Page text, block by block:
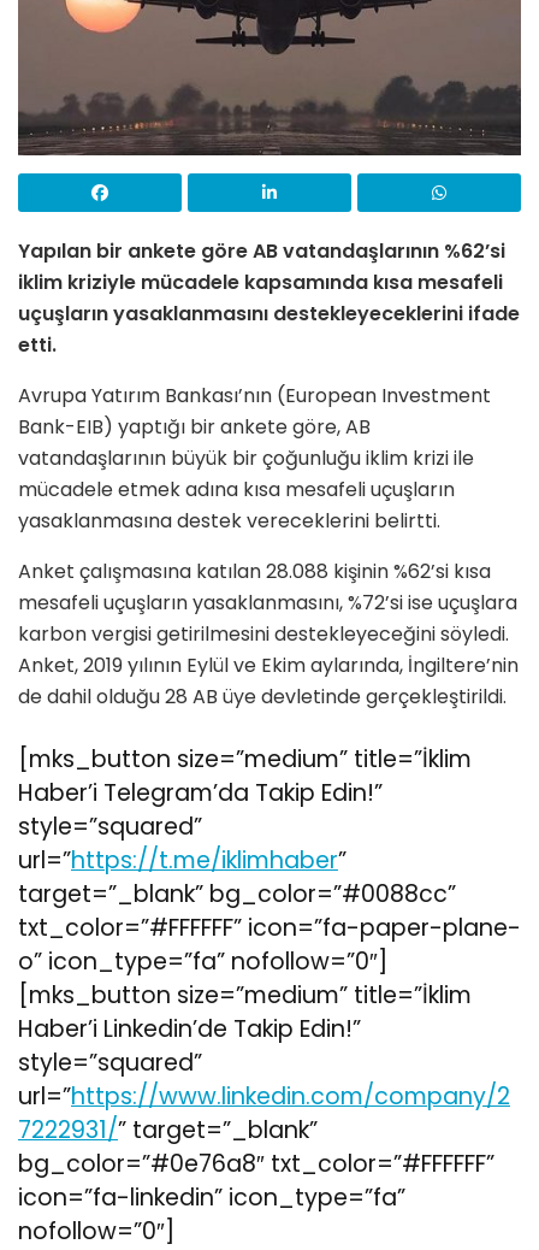
Yapılan bir ankete göre AB vatandaşlarının %62’si
iklim kriziyle mücadele kapsamında kısa mesafeli
uçuşların yasaklanmasını destekleyeceklerini ifade
etti.
Avrupa Yatırım Bankası’nın (European Investment
Bank-EIB) yaptığı bir ankete göre, AB
vatandaşlarının büyük bir çoğunluğu iklim krizi ile
mücadele etmek adına kısa mesafeli uçuşların
yasaklanmasına destek vereceklerini belirtti.
Anket çalışmasına katılan 28.088 kişinin %62’si kısa
mesafeli uçuşların yasaklanmasını, %72’si ise uçuşlara
karbon vergisi getirilmesini destekleyeceğini söyledi.
Anket, 2019 yılının Eylül ve Ekim aylarında, İngiltere’nin
de dahil olduğu 28 AB üye devletinde gerçekleştirildi.
[mks_button size=”medium” title=”İklim
Haber’i Telegram’da Takip Edin!”
style=”squared”
url=”https://t.me/iklimhaber”
target=”_blank” bg_color=”#0088cc”
txt_color=”#FFFFFF” icon=”fa-paper-plane-
o” icon_type=”fa” nofollow=”0″]
[mks_button size=”medium” title=”İklim
Haber’i Linkedin’de Takip Edin!”
style=”squared”
url=”https://www.linkedin.com/company/2
7222931/” target=”_blank”
bg_color=”#0e76a8″ txt_color=”#FFFFFF”
icon=”fa-linkedin” icon_type=”fa”
nofollow=”0″]